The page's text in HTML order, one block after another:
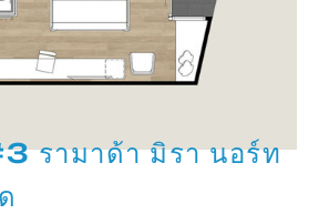
รามาด้า มิรา นอร์ท